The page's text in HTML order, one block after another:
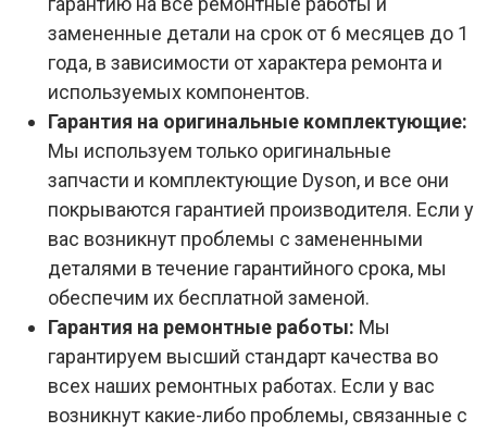
замененные детали на срок от 6 месяцев до 1
года, в зависимости от характера ремонта и
используемых компонентов.
Гарантия на оригинальные комплектующие:
Мы используем только оригинальные
запчасти и комплектующие Dyson, и все они
покрываются гарантией производителя. Если у
вас возникнут проблемы с замененными
деталями в течение гарантийного срока, мы
обеспечим их бесплатной заменой.
Гарантия на ремонтные работы: Мы
гарантируем высший стандарт качества во
всех наших ремонтных работах. Если у вас
возникнут какие-либо проблемы, связанные с